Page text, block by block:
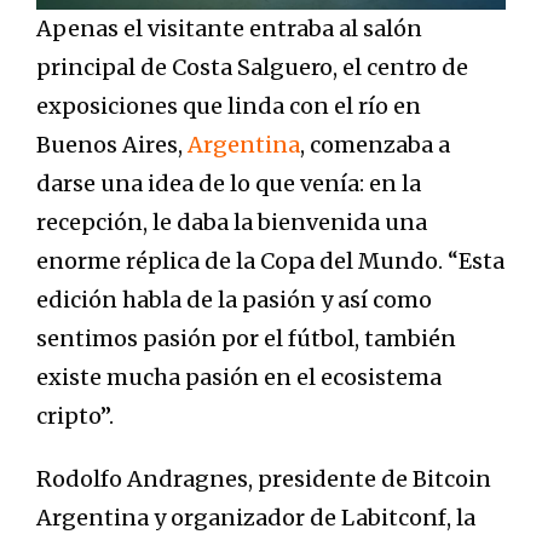
Apenas el visitante entraba al salón
principal de Costa Salguero, el centro de
exposiciones que linda con el río en
Buenos Aires,Argentina, comenzaba a
darse una idea de lo que venía: en la
recepción, le daba la bienvenida una
enorme réplica de la Copa del Mundo. “Esta
edición habla de la pasión y así como
sentimos pasión por el fútbol, también
existe mucha pasión en el ecosistema
cripto”.
Rodolfo Andragnes, presidente de Bitcoin
Argentina y organizador de Labitconf, la